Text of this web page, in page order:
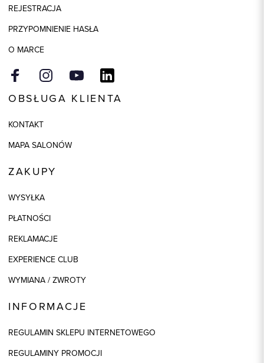
Model
REJESTRACJA
PRZYPOMNIENIE HASŁA
O MARCE
OBSŁUGA KLIENTA
KONTAKT
MAPA SALONÓW
ZAKUPY
WYSYŁKA
PŁATNOŚCI
REKLAMACJE
EXPERIENCE CLUB
WYMIANA / ZWROTY
INFORMACJE
REGULAMIN SKLEPU INTERNETOWEGO
REGULAMINY PROMOCJI